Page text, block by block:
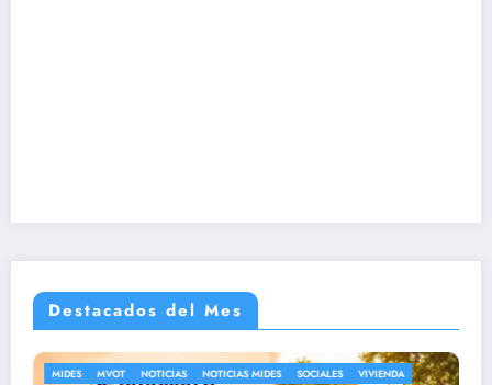
Destacados del Mes
MIDES SOCIALES VIVIENDA EMPLEO MTSS NOTICIAS